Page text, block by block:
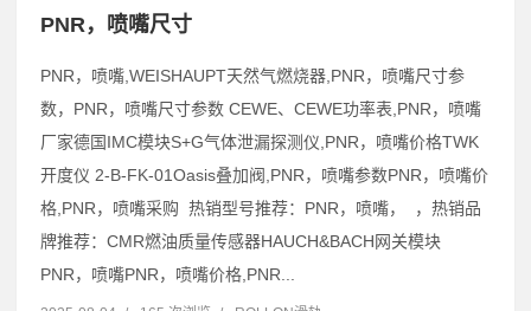
PNR，喷嘴尺寸
PNR，喷嘴,WEISHAUPT天然气燃烧器,PNR，喷嘴尺寸参
数，PNR，喷嘴尺寸参数 CEWE、CEWE功率表,PNR，喷嘴
厂家德国IMC模块S+G气体泄漏探测仪,PNR，喷嘴价格TWK
开度仪 2-B-FK-01Oasis叠加阀,PNR，喷嘴参数PNR，喷嘴价
格,PNR，喷嘴采购 热销型号推荐：PNR，喷嘴， ，热销品
牌推荐：CMR燃油质量传感器HAUCH&BACH网关模块
PNR，喷嘴PNR，喷嘴价格,PNR...